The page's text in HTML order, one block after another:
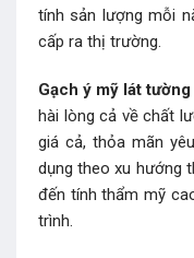
tính sản lượng mỗi
cấp ra thị trường.
Gạch ý mỹ lát tường
hài lòng cả về chất
giá cả, thỏa mãn
dụng theo xu hướng
đến tính thẩm mỹ
trình.